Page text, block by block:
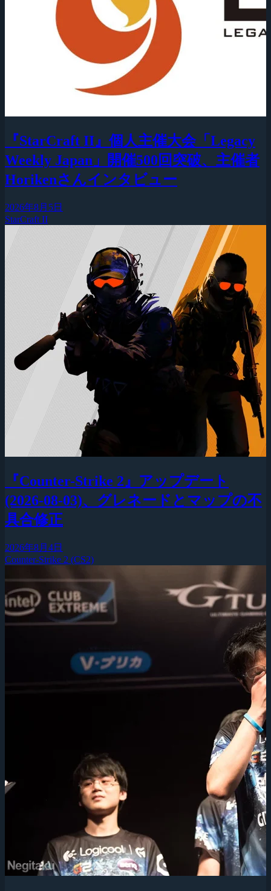
『StarCraft II』個人主催大会「Legacy
Weekly Japan」開催500回突破、主催者
Horikenさんインタビュー
2026年8月5日
StarCraft II
『Counter-Strike 2』アップデート
(2026-08-03)、グレネードとマップの不
具合修正
2026年8月4日
Counter-Strike 2 (CS2)